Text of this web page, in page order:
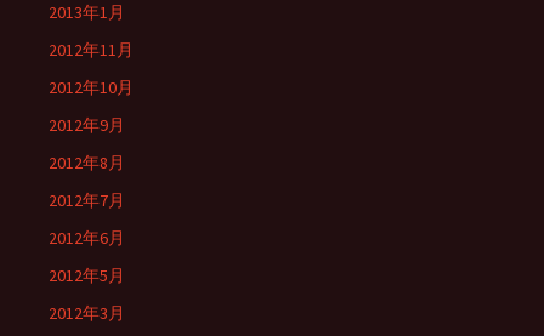
2013年1月
2012年11月
2012年10月
2012年9月
2012年8月
2012年7月
2012年6月
2012年5月
2012年3月